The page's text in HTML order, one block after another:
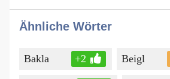
Ähnliche Wörter
Bakla +2 Beigl